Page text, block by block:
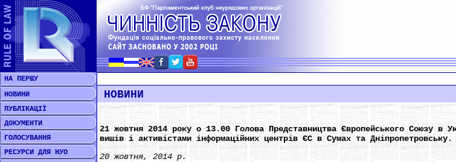
НА ПЕРШУ
НОВИНИ
ПУБЛІКАЦІЇ
ДОКУМЕНТИ
ГОЛОСУВАННЯ
РЕСУРСИ ДЛЯ НУО
НОВИНИ
21 жовтня 2014 року о 13.00 Голова Представництва Європейського Союзу в
вишів і активістами інформаційних центрів ЄС в Сумах та Дніпропетровську.
20 жовтня, 2014 р.